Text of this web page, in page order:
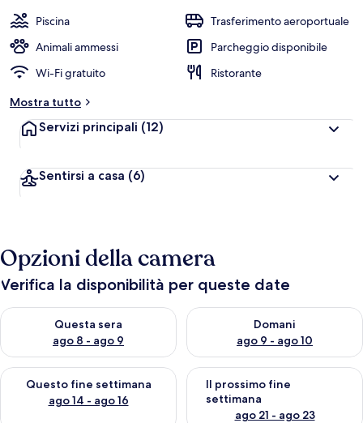
Piscina
Trasferimento aeroportuale
Animali ammessi
Parcheggio disponibile
Wi-Fi gratuito
Ristorante
Mostra tutto
Servizi principali (12)
Sentirsi a casa (6)
Opzioni della camera
Verifica la disponibilità per queste date
Questa sera
ago 8 - ago 9
Verifica la disponibilità per questa sera, ago 8 - ago 9
Domani
ago 9 - ago 10
Verifica la disponibilità per
Questo fine settimana
ago 14 - ago 16
Verifica la disponibilità per questo fine settimana, ago 14 -
Il prossimo fine
settimana
ago 21 - ago 23
Verifica la disponibilità per il